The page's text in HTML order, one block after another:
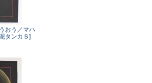
おう／マハ
タンカＳ]